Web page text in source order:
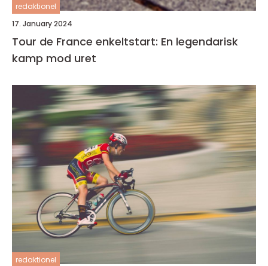
redaktionel
17. January 2024
Tour de France enkeltstart: En legendarisk
kamp mod uret
redaktionel